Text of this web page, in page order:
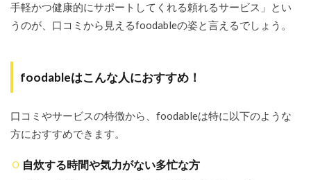
特徴
2：飽
きさ
富な
メニ
時60
種類
上）
手軽かつ健康的にサポートしてくれる頼れるサービス」とい
うのが、口コミから見えるfoodableの姿と言えるでしょう。
foodableはこんな人におすすめ！
口コミやサービスの特徴から、foodableは特に以下のような
方におすすめできます。
自炊する時間や気力がない多忙な方